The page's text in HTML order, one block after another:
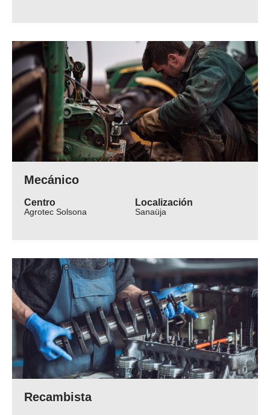
Mecánico
Centro
Agrotec Solsona
Localización
Sanaüja
Recambista